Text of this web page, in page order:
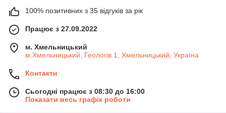
100% позитивних з 35 відгуків за рік
Працює з 27.09.2022
м. Хмельницький
м.Хмельницький, Геологів 1, Хмельницький, Україна
Контакти
Сьогодні працює з 08:30 до 16:00
Показати весь графік роботи